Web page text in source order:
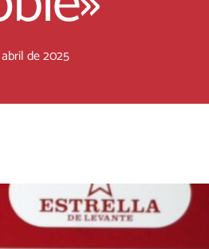
de 2025